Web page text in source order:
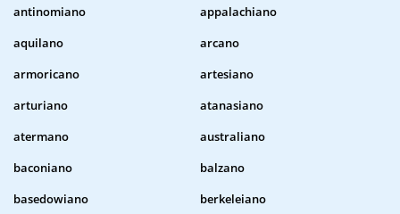
antinomiano
appalachiano
aquilano
arcano
armoricano
artesiano
arturiano
atanasiano
atermano
australiano
baconiano
balzano
basedowiano
berkeleiano